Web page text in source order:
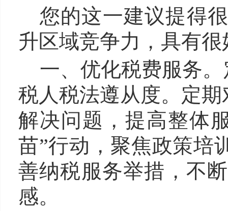
您的这一建议提得
升区域竞争力，具有
一、优化税费服务
税人税法遵从度。定
解决问题，提高整体
苗”行动，聚焦政策培
善纳税服务举措，不
感。